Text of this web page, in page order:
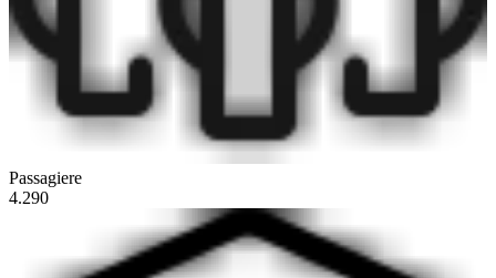
Passagiere
4.290